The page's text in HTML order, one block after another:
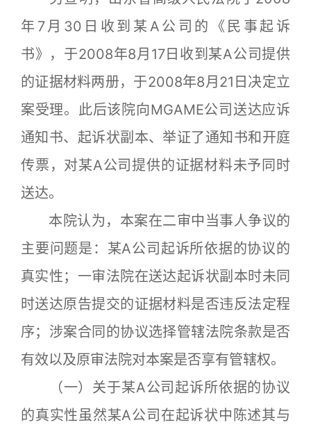
年7月30日收到某A公司的《民事起诉
书》，于2008年8月17日收到某A公司提供
的证据材料两册，于2008年8月21日决定立
案受理。此后该院向MGAME公司送达应诉
通知书、起诉状副本、举证了通知书和开庭
传票，对某A公司提供的证据材料未予同时
送达。
本院认为，本案在二审中当事人争议的
主要问题是：某A公司起诉所依据的协议的
真实性；一审法院在送达起诉状副本时未同
时送达原告提交的证据材料是否违反法定程
序；涉案合同的协议选择管辖法院条款是否
有效以及原审法院对本案是否享有管辖权。
（一）关于某A公司起诉所依据的协议
的真实性虽然某A公司在起诉状中陈述其与